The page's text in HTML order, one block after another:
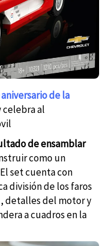
aniversario de la
celebra al
de ensamblar
como un
set cuenta con
división de los faros
detalles del motor y
a cuadros en la